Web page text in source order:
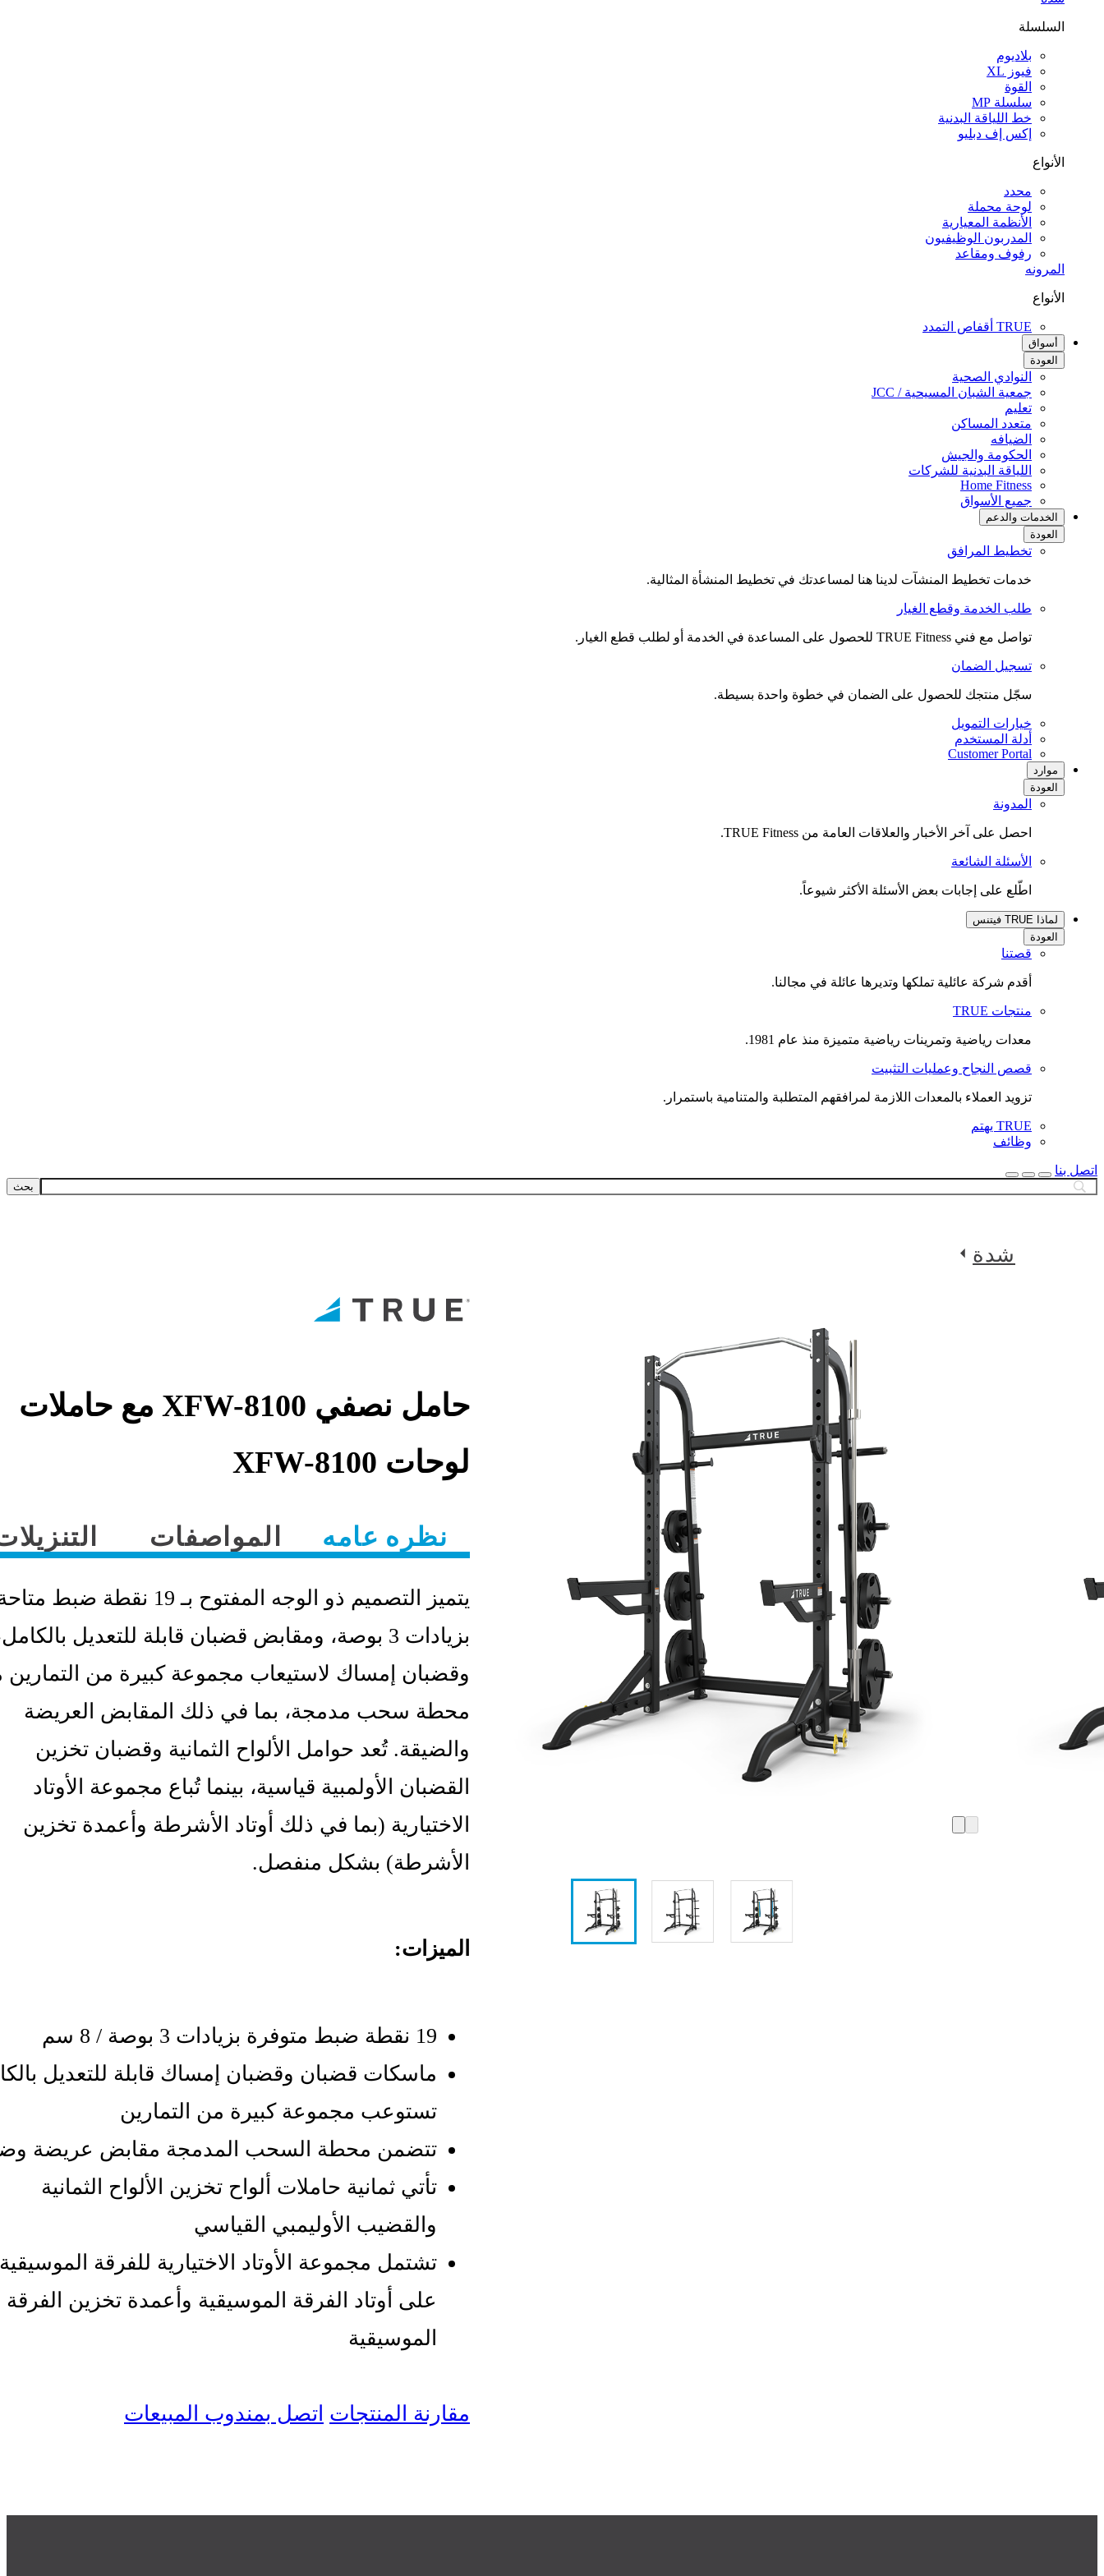
السلسلة
بلاديوم
فيوز XL
القوة
سلسلة MP
خط اللياقة البدنية
إكس إف دبليو
الأنواع
محدد
لوحة محملة
الأنظمة المعيارية
المدربون الوظيفيون
رفوف ومقاعد
المرونه
الأنواع
TRUE أقفاص التمدد
أسواق
العودة
النوادي الصحية
جمعية الشبان المسيحية / JCC
تعليم
متعدد المساكن
الضيافه
الحكومة والجيش
اللياقة البدنية للشركات
Home Fitness
جميع الأسواق
الخدمات والدعم
العودة
تخطيط المرافق
خدمات تخطيط المنشآت لدينا هنا لمساعدتك في تخطيط المنشأة المثالية.
طلب الخدمة وقطع الغيار
تواصل مع فني TRUE Fitness للحصول على المساعدة في الخدمة أو لطلب قطع الغيار.
تسجيل الضمان
سجّل منتجك للحصول على الضمان في خطوة واحدة بسيطة.
خيارات التمويل
أدلة المستخدم
Customer Portal
موارد
العودة
المدونة
احصل على آخر الأخبار والعلاقات العامة من TRUE Fitness.
الأسئلة الشائعة
اطّلع على إجابات بعض الأسئلة الأكثر شيوعاً.
لماذا TRUE فيتنس
العودة
قصتنا
أقدم شركة عائلية تملكها وتديرها عائلة في مجالنا.
منتجات TRUE
معدات رياضية وتمرينات رياضية متميزة منذ عام 1981.
قصص النجاح وعمليات التثبيت
تزويد العملاء بالمعدات اللازمة لمرافقهم المتطلبة والمتنامية باستمرار.
TRUE يهتم
وظائف
اتصل بنا
بحثإغلاق
البحث
شدة
حامل نصفي XFW-8100 مع حاملات
لوحات XFW-8100
نظره عامه المواصفات
يتميز التصميم ذو الوجه المفتوح بـ 19 نقطة ضبط
بزيادات 3 بوصة، ومقابض قضبان قابلة للتعديل
وقضبان إمساك لاستيعاب مجموعة كبيرة من التمارين
محطة سحب مدمجة، بما في ذلك المقابض العريضة
والضيقة. تُعد حوامل الألواح الثمانية وقضبان تخزين
القضبان الأولمبية قياسية، بينما تُباع مجموعة الأوتاد
الاختيارية (بما في ذلك أوتاد الأشرطة وأعمدة تخزين
الأشرطة) بشكل منفصل.
الميزات:
19 نقطة ضبط متوفرة بزيادات 3 بوصة / 8 سم
ماسكات قضبان وقضبان إمساك قابلة للتعديل
تستوعب مجموعة كبيرة من التمارين
تتضمن محطة السحب المدمجة مقابض عريضة
تأتي ثمانية حاملات ألواح تخزين الألواح الثمانية
والقضيب الأوليمبي القياسي
تشتمل مجموعة الأوتاد الاختيارية للفرقة الموسيقية
على أوتاد الفرقة الموسيقية وأعمدة تخزين الفرقة
الموسيقية
مقارنة المنتجات اتصل بمندوب المبيعات